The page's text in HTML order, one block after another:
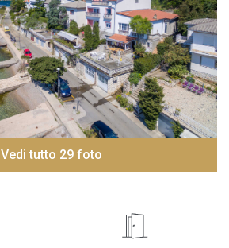
Vedi tutto 29 foto